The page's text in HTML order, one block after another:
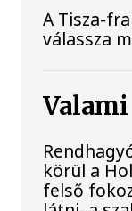
A Tisza-
válassza
körül a
felső